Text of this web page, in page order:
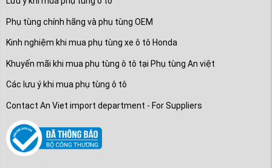
Phụ tùng chính hãng và phụ tùng OEM
Kinh nghiệm khi mua phụ tùng xe ô tô Honda
Khuyến mãi khi mua phụ tùng ô tô tại Phụ tùng An việt
Các lưu ý khi mua phụ tùng ô tô
Contact An Viet import department - For Suppliers